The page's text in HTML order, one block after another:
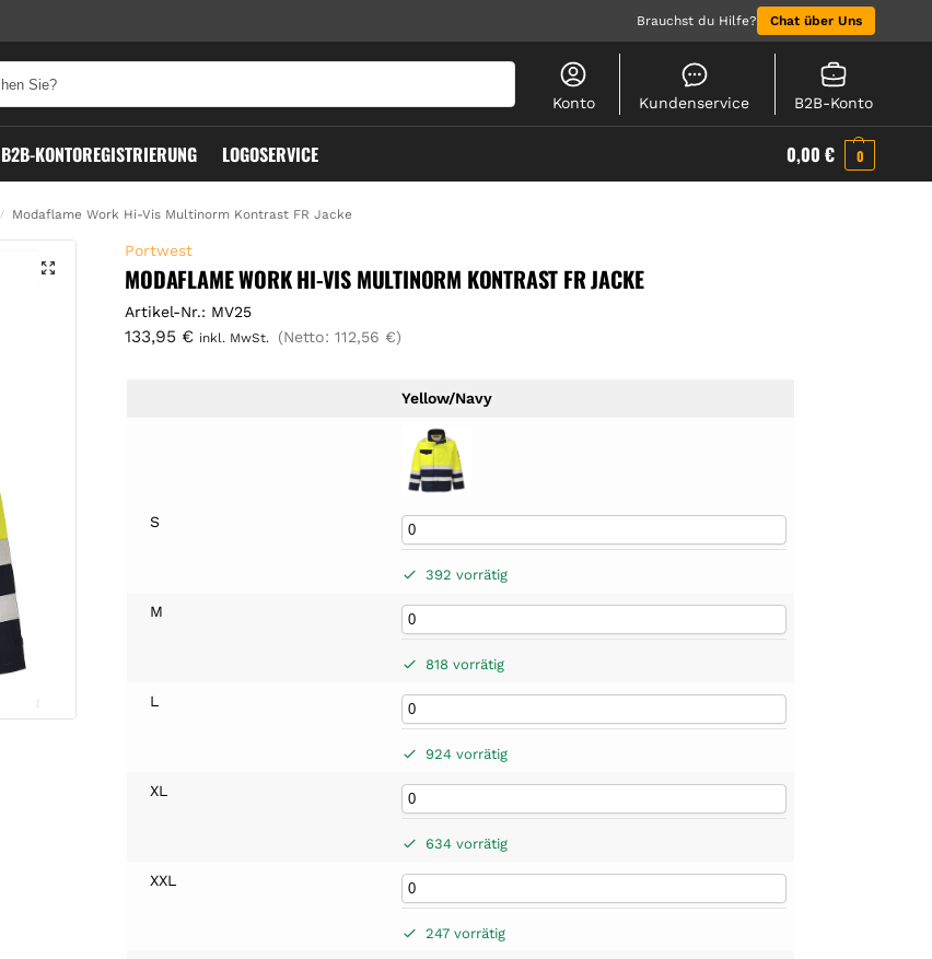
Brauchst du Hilfe? Chat über Uns
Konto Kundenservice B2B-Konto
B2B-KONTOREGISTRIERUNG LOGOSERVICE 0,00 € 0
/ Modaflame Work Hi-Vis Multinorm Kontrast FR Jacke
Portwest
MODAFLAME WORK HI-VIS MULTINORM KONTRAST FR JACKE
Artikel-Nr.: MV25
133,95 € inkl. MwSt. (Netto:112,56 €)
Yellow/Navy
S
392 vorrätig
M
818 vorrätig
L
924 vorrätig
XL
634 vorrätig
XXL
247 vorrätig